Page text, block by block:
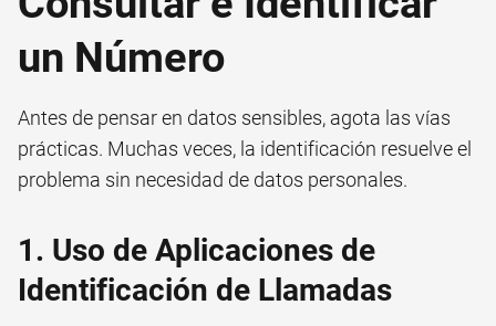
un Número
Antes de pensar en datos sensibles, agota las vías
prácticas. Muchas veces, la identificación resuelve el
problema sin necesidad de datos personales.
1. Uso de Aplicaciones de
Identificación de Llamadas